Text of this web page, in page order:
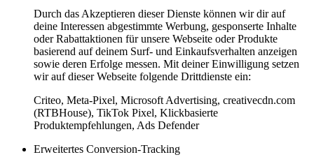
Durch das Akzeptieren dieser Dienste können wir dir auf
deine Interessen abgestimmte Werbung, gesponserte Inhalte
oder Rabattaktionen für unsere Webseite oder Produkte
basierend auf deinem Surf- und Einkaufsverhalten anzeigen
sowie deren Erfolge messen. Mit deiner Einwilligung setzen
wir auf dieser Webseite folgende Drittdienste ein:
Criteo, Meta-Pixel, Microsoft Advertising, creativecdn.com
(RTBHouse), TikTok Pixel, Klickbasierte
Produktempfehlungen, Ads Defender
Erweitertes Conversion-Tracking